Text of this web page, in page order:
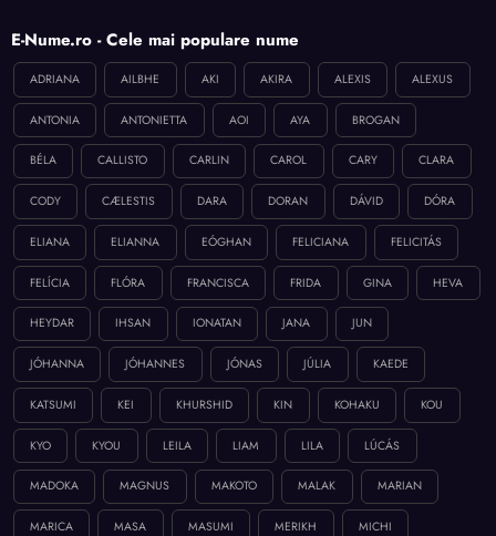
E-Nume.ro - Cele mai populare nume
ADRIANA AILBHE AKI AKIRA ALEXIS ALEXUS
ANTONIA ANTONIETTA AOI AYA BROGAN
BÉLA CALLISTO CARLIN CAROL CARY CLARA
CODY CÆLESTIS DARA DORAN DÁVID DÓRA
ELIANA ELIANNA EÓGHAN FELICIANA FELICITÁS
FELÍCIA FLÓRA FRANCISCA FRIDA GINA HEVA
HEYDAR IHSAN IONATAN JANA JUN
JÓHANNA JÓHANNES JÓNAS JÚLIA KAEDE
KATSUMI KEI KHURSHID KIN KOHAKU KOU
KYO KYOU LEILA LIAM LILA LÚCÁS
MADOKA MAGNUS MAKOTO MALAK MARIAN
MARICA MASA MASUMI MERIKH MICHI